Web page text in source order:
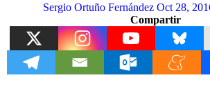
Sergio Ortuño Fernández Oct 28,
Compartir